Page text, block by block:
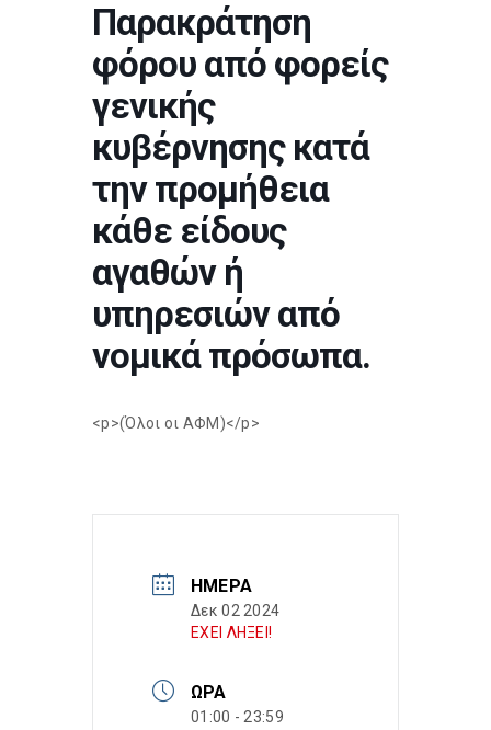
Παρακράτηση
φόρου από φορείς
γενικής
κυβέρνησης κατά
την προμήθεια
κάθε είδους
αγαθών ή
υπηρεσιών από
νομικά πρόσωπα.
<p>(Όλοι οι ΑΦΜ)</p>
ΗΜΈΡΑ
Δεκ 02 2024
ΕΧΕΙ ΛΗΞΕΙ!
ΏΡΑ
01:00 - 23:59